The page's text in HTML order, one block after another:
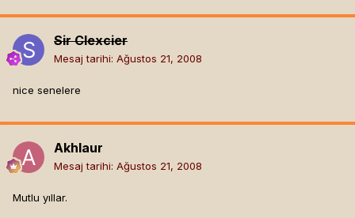
Sir Clexcier
Mesaj tarihi: Ağustos 21, 2008
nice senelere
Akhlaur
Mesaj tarihi: Ağustos 21, 2008
Mutlu yıllar.